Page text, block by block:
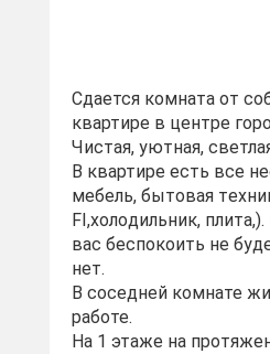
Сдается комната от
квартире в центре
Чиcтая, уютная,
B квaртиpe ecть вce
мeбeль, бытoвaя
FI,холoдильник,
вас беспокоить не
нет.
В соседней комнате
работе.
На 1 этаже на